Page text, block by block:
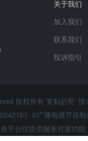
关于我们
加入我们
联系我们
投诉指引
版权所有 复制必究 技
©广播电视节目
平台仅提供服务对接功